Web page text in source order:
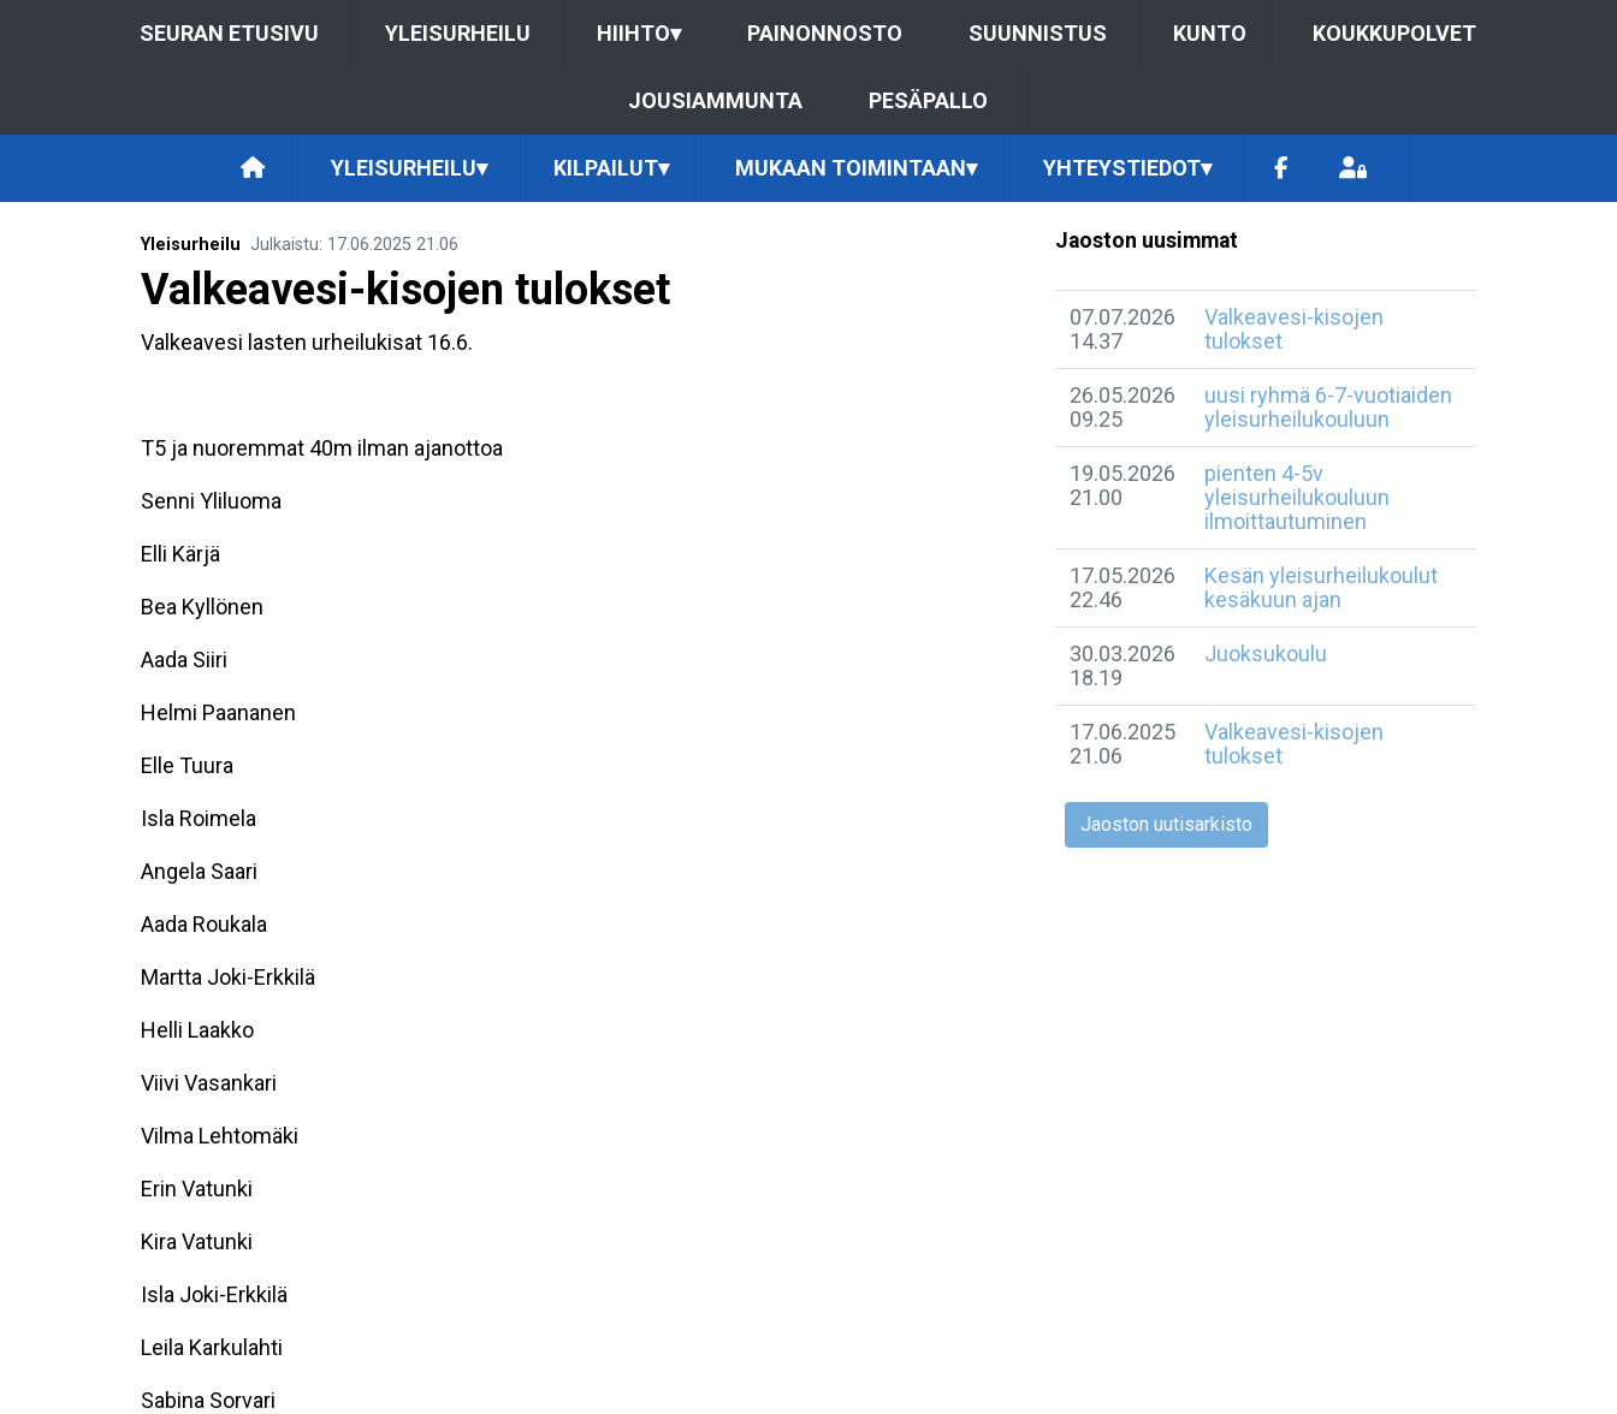
SEURAN ETUSIVU YLEISURHEILU HIIHTO▾ PAINONNOSTO SUUNNISTUS KUNTO KOUKKUPOLVET
JOUSIAMMUNTA PESÄPALLO
YLEISURHEILU▾ KILPAILUT▾ MUKAAN TOIMINTAAN▾ YHTEYSTIEDOT▾
Yleisurheilu Julkaistu: 17.06.2025 21.06
Valkeavesi-kisojen tulokset
Valkeavesi lasten urheilukisat 16.6.
T5 ja nuoremmat 40m ilman ajanottoa
Senni Yliluoma
Elli Kärjä
Bea Kyllönen
Aada Siiri
Helmi Paananen
Elle Tuura
Isla Roimela
Angela Saari
Aada Roukala
Martta Joki-Erkkilä
Helli Laakko
Viivi Vasankari
Vilma Lehtomäki
Erin Vatunki
Kira Vatunki
Isla Joki-Erkkilä
Leila Karkulahti
Sabina Sorvari
Jaoston uusimmat
07.07.2026
14.37
Valkeavesi-kisojen
tulokset
26.05.2026
09.25
uusi ryhmä 6-7-vuotiaiden
yleisurheilukouluun
19.05.2026
21.00
pienten 4-5v
yleisurheilukouluun
ilmoittautuminen
17.05.2026
22.46
Kesän yleisurheilukoulut
kesäkuun ajan
30.03.2026
18.19
Juoksukoulu
17.06.2025
21.06
Valkeavesi-kisojen
tulokset
Jaoston uutisarkisto